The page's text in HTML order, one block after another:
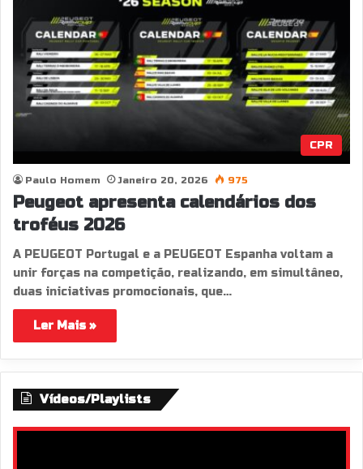
CPR
Paulo Homem Janeiro 20, 2026 975
Peugeot apresenta calendários dos
troféus 2026
A PEUGEOT Portugal e a PEUGEOT Espanha voltam a
unir forças na competição, realizando, em simultâneo,
duas iniciativas promocionais, que…
Ler Mais »
Vídeos/Playlists